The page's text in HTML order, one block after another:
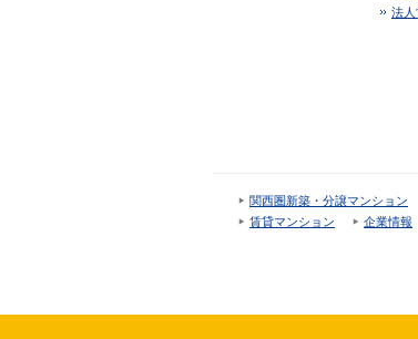
法人
関西圏新築・分譲マンション
賃貸マンション
企業情報